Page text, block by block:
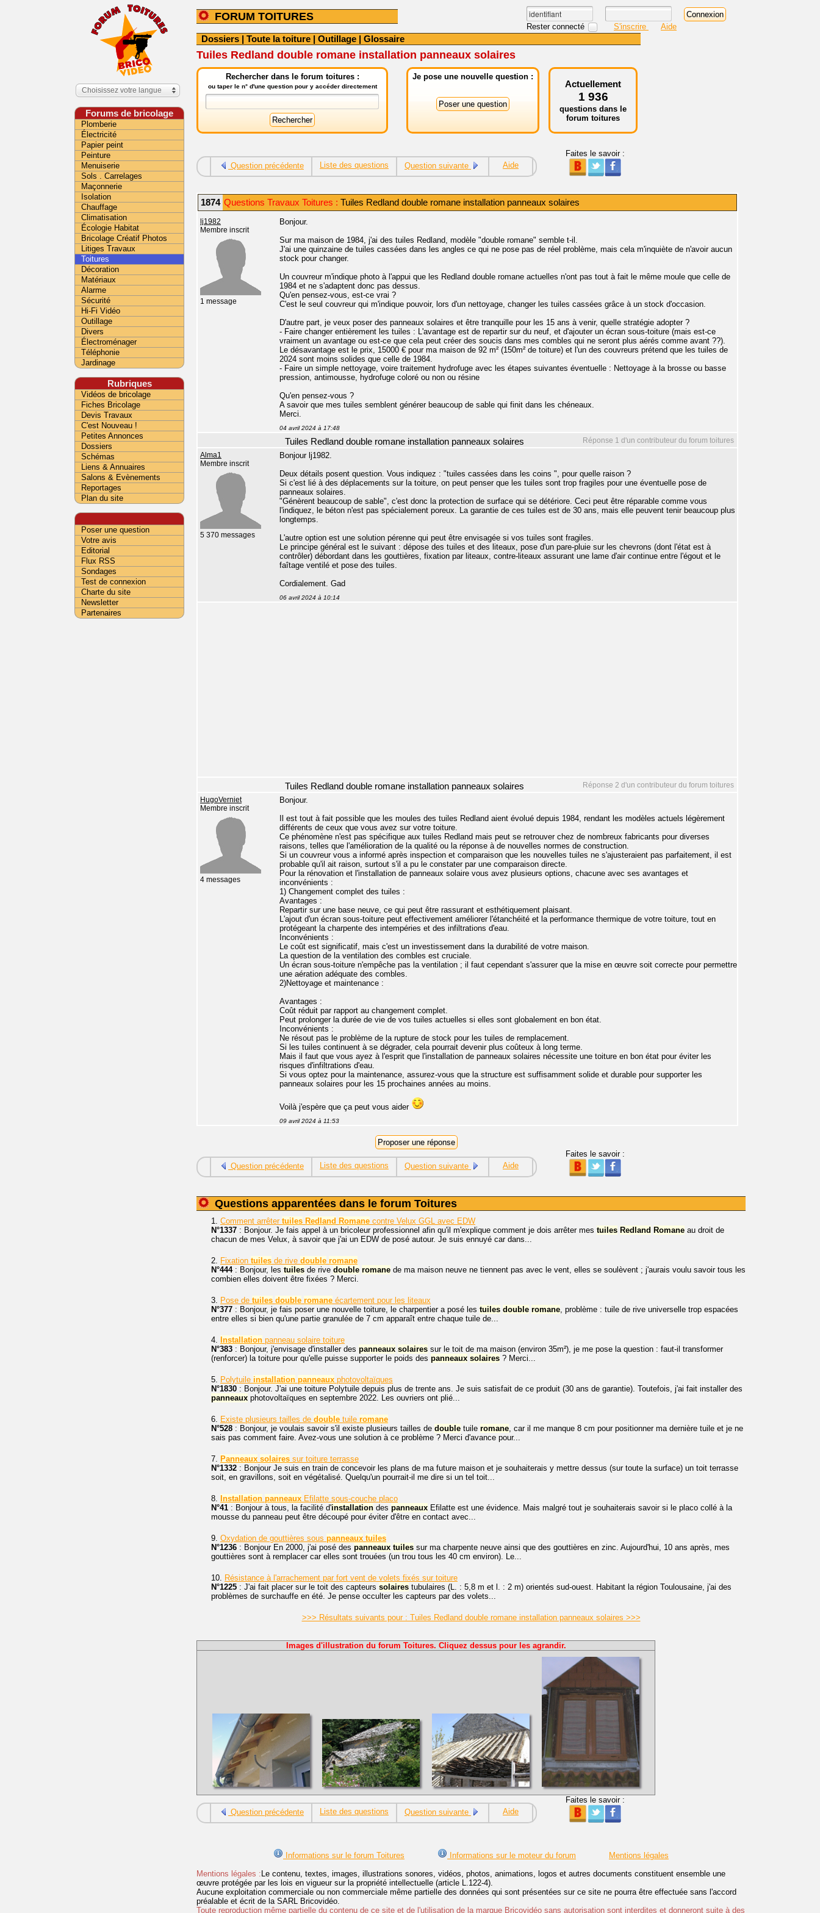
FORUM TOITURES
Rester connecté S'inscrire Aide
Dossiers | Toute la toiture | Outillage | Glossaire
Tuiles Redland double romane installation panneaux solaires
Rechercher dans le forum toitures :
ou taper le n° d'une question pour y accéder directement
Je pose une nouvelle question :
Actuellement
1 936
questions dans le
forum toitures
Question précédente Liste des questions Question suivante Aide
Faites le savoir :
1874 Questions Travaux Toitures : Tuiles Redland double romane installation panneaux solaires
lj1982
Membre inscrit
1 message
Bonjour.
Sur ma maison de 1984, j'ai des tuiles Redland, modèle "double romane" semble t-il.
J'ai une quinzaine de tuiles cassées dans les angles ce qui ne pose pas de réel problème, mais cela m'inquiète de n'avoir aucun
stock pour changer.
Un couvreur m'indique photo à l'appui que les Redland double romane actuelles n'ont pas tout à fait le même moule que celle de
1984 et ne s'adaptent donc pas dessus.
Qu'en pensez-vous, est-ce vrai ?
C'est le seul couvreur qui m'indique pouvoir, lors d'un nettoyage, changer les tuiles cassées grâce à un stock d'occasion.
D'autre part, je veux poser des panneaux solaires et être tranquille pour les 15 ans à venir, quelle stratégie adopter ?
- Faire changer entièrement les tuiles : L'avantage est de repartir sur du neuf, et d'ajouter un écran sous-toiture (mais est-ce
vraiment un avantage ou est-ce que cela peut créer des soucis dans mes combles qui ne seront plus aérés comme avant ??).
Le désavantage est le prix, 15000 € pour ma maison de 92 m² (150m² de toiture) et l'un des couvreurs prétend que les tuiles de
2024 sont moins solides que celle de 1984.
- Faire un simple nettoyage, voire traitement hydrofuge avec les étapes suivantes éventuelle : Nettoyage à la brosse ou basse
pression, antimousse, hydrofuge coloré ou non ou résine
Qu'en pensez-vous ?
A savoir que mes tuiles semblent générer beaucoup de sable qui finit dans les chéneaux.
Merci.
04 avril 2024 à 17:48
Réponse 1 d'un contributeur du forum toitures
Tuiles Redland double romane installation panneaux solaires
Alma1
Membre inscrit
5 370 messages
Bonjour lj1982.
Deux détails posent question. Vous indiquez : "tuiles cassées dans les coins ", pour quelle raison ?
Si c'est lié à des déplacements sur la toiture, on peut penser que les tuiles sont trop fragiles pour une éventuelle pose de
panneaux solaires.
"Génèrent beaucoup de sable", c'est donc la protection de surface qui se détériore. Ceci peut être réparable comme vous
l'indiquez, le béton n'est pas spécialement poreux. La garantie de ces tuiles est de 30 ans, mais elle peuvent tenir beaucoup plus
longtemps.
L'autre option est une solution pérenne qui peut être envisagée si vos tuiles sont fragiles.
Le principe général est le suivant : dépose des tuiles et des liteaux, pose d'un pare-pluie sur les chevrons (dont l'état est à
contrôler) débordant dans les gouttières, fixation par liteaux, contre-liteaux assurant une lame d'air continue entre l'égout et le
faîtage ventilé et pose des tuiles.
Cordialement. Gad
06 avril 2024 à 10:14
Réponse 2 d'un contributeur du forum toitures
Tuiles Redland double romane installation panneaux solaires
HugoVerniet
Membre inscrit
4 messages
Bonjour.
Il est tout à fait possible que les moules des tuiles Redland aient évolué depuis 1984, rendant les modèles actuels légèrement
différents de ceux que vous avez sur votre toiture.
Ce phénomène n'est pas spécifique aux tuiles Redland mais peut se retrouver chez de nombreux fabricants pour diverses
raisons, telles que l'amélioration de la qualité ou la réponse à de nouvelles normes de construction.
Si un couvreur vous a informé après inspection et comparaison que les nouvelles tuiles ne s'ajusteraient pas parfaitement, il est
probable qu'il ait raison, surtout s'il a pu le constater par une comparaison directe.
Pour la rénovation et l'installation de panneaux solaire vous avez plusieurs options, chacune avec ses avantages et
inconvénients :
1) Changement complet des tuiles :
Avantages :
Repartir sur une base neuve, ce qui peut être rassurant et esthétiquement plaisant.
L'ajout d'un écran sous-toiture peut effectivement améliorer l'étanchéité et la performance thermique de votre toiture, tout en
protégeant la charpente des intempéries et des infiltrations d'eau.
Inconvénients :
Le coût est significatif, mais c'est un investissement dans la durabilité de votre maison.
La question de la ventilation des combles est cruciale.
Un écran sous-toiture n'empêche pas la ventilation ; il faut cependant s'assurer que la mise en œuvre soit correcte pour permettre
une aération adéquate des combles.
2)Nettoyage et maintenance :
Avantages :
Coût réduit par rapport au changement complet.
Peut prolonger la durée de vie de vos tuiles actuelles si elles sont globalement en bon état.
Inconvénients :
Ne résout pas le problème de la rupture de stock pour les tuiles de remplacement.
Si les tuiles continuent à se dégrader, cela pourrait devenir plus coûteux à long terme.
Mais il faut que vous ayez à l'esprit que l'installation de panneaux solaires nécessite une toiture en bon état pour éviter les
risques d'infiltrations d'eau.
Si vous optez pour la maintenance, assurez-vous que la structure est suffisamment solide et durable pour supporter les
panneaux solaires pour les 15 prochaines années au moins.
Voilà j'espère que ça peut vous aider
09 avril 2024 à 11:53
Question précédente Liste des questions Question suivante Aide
Faites le savoir :
Questions apparentées dans le forum Toitures
1. Comment arrêter tuiles Redland Romane contre Velux GGL avec EDW
N°1337 : Bonjour. Je fais appel à un bricoleur professionnel afin qu'il m'explique comment je dois arrêter mes tuiles Redland Romane au droit de
chacun de mes Velux, à savoir que j'ai un EDW de posé autour. Je suis ennuyé car dans...
2. Fixation tuiles de rive double romane
N°444: Bonjour, les tuiles de rive double romane de ma maison neuve ne tiennent pas avec le vent, elles se soulèvent ; j'aurais voulu savoir tous les
combien elles doivent être fixées ? Merci.
3. Pose de tuiles double romane écartement pour les liteaux
N°377 : Bonjour, je fais poser une nouvelle toiture, le charpentier a posé les tuiles double romane, problème : tuile de rive universelle trop espacées
entre elles si bien qu'une partie granulée de 7 cm apparaît entre chaque tuile de...
4. Installation panneau solaire toiture
N°383 : Bonjour, j'envisage d'installer des panneaux solaires sur le toit de ma maison (environ 35m²), je me pose la question : faut-il transformer
(renforcer) la toiture pour qu'elle puisse supporter le poids des panneaux solaires ? Merci...
5. Polytuile installation panneaux photovoltaïques
N°1830 : Bonjour. J'ai une toiture Polytuile depuis plus de trente ans. Je suis satisfait de ce produit (30 ans de garantie). Toutefois, j'ai fait installer des
panneaux photovoltaïques en septembre 2022. Les ouvriers ont plié...
6. Existe plusieurs tailles de double tuile romane
N°528 : Bonjour, je voulais savoir s'il existe plusieurs tailles de double tuile romane, car il me manque 8 cm pour positionner ma dernière tuile et je ne
sais pas comment faire. Avez-vous une solution à ce problème ? Merci d'avance pour...
7. Panneaux solaires sur toiture terrasse
N°1332 : Bonjour Je suis en train de concevoir les plans de ma future maison et je souhaiterais y mettre dessus (sur toute la surface) un toit terrasse
soit, en gravillons, soit en végétalisé. Quelqu'un pourrait-il me dire si un tel toit...
8. Installation panneaux Efilatte sous-couche placo
N°41 : Bonjour à tous, la facilité d'installation des panneaux Efilatte est une évidence. Mais malgré tout je souhaiterais savoir si le placo collé à la
mousse du panneau peut être découpé pour éviter d'être en contact avec...
9. Oxydation de gouttières sous panneaux tuiles
N°1236 : Bonjour En 2000, j'ai posé des panneaux tuiles sur ma charpente neuve ainsi que des gouttières en zinc. Aujourd'hui, 10 ans après, mes
gouttières sont à remplacer car elles sont trouées (un trou tous les 40 cm environ). Le...
10. Résistance à l'arrachement par fort vent de volets fixés sur toiture
N°1225 : J'ai fait placer sur le toit des capteurs solaires tubulaires (L. : 5,8 m et l. : 2 m) orientés sud-ouest. Habitant la région Toulousaine, j'ai des
problèmes de surchauffe en été. Je pense occulter les capteurs par des volets...
>>> Résultats suivants pour : Tuiles Redland double romane installation panneaux solaires >>>
Images d'illustration du forum Toitures. Cliquez dessus pour les agrandir.
Question précédente Liste des questions Question suivante Aide
Faites le savoir :
Informations sur le forum Toitures Informations sur le moteur du forum
Mentions légales
Mentions légales : Le contenu, textes, images, illustrations sonores, vidéos, photos, animations, logos et autres documents constituent ensemble une
œuvre protégée par les lois en vigueur sur la propriété intellectuelle (article L.122-4).
Aucune exploitation commerciale ou non commerciale même partielle des données qui sont présentées sur ce site ne pourra être effectuée sans l'accord
préalable et écrit de la SARL Bricovidéo.
Toute reproduction même partielle du contenu de ce site et de l'utilisation de la marque Bricovidéo sans autorisation sont interdites et donneront suite à des
Choisissez votre langue
Forums de bricolage
Plomberie
Électricité
Papier peint
Peinture
Menuiserie
Sols . Carrelages
Maçonnerie
Isolation
Chauffage
Climatisation
Écologie Habitat
Bricolage Créatif Photos
Litiges Travaux
Toitures
Décoration
Matériaux
Alarme
Sécurité
Hi-Fi Vidéo
Outillage
Divers
Électroménager
Téléphonie
Jardinage
Rubriques
Vidéos de bricolage
Fiches Bricolage
Devis Travaux
C'est Nouveau !
Petites Annonces
Dossiers
Schémas
Liens & Annuaires
Salons & Evènements
Reportages
Plan du site
Poser une question
Votre avis
Editorial
Flux RSS
Sondages
Test de connexion
Charte du site
Newsletter
Partenaires